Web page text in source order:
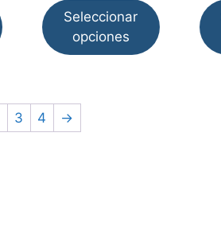
Seleccionar
opciones
3 4 →